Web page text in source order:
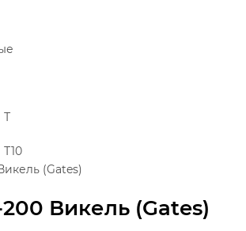
200 Викель (Gates)
Т
(Gates)